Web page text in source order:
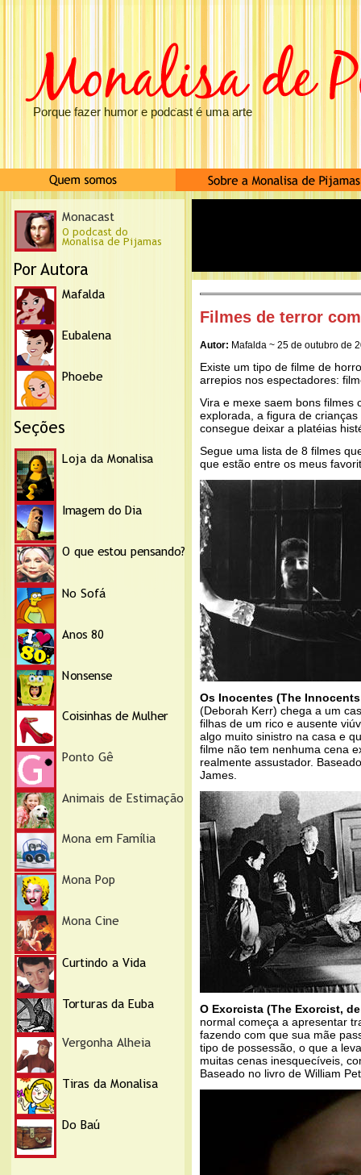
Porque fazer humor e podcast é uma arte
Filmes de terror
Autor: Mafalda ~ 25 de outubro de
Existe um tipo de filme de
arrepios nos espectadores:
Vira e mexe saem bons filmes
explorada, a figura de
consegue deixar a platéias
Segue uma lista de 8 filmes
que estão entre os meus
Os Inocentes (The
(Deborah Kerr) chega a um
filhas de um rico e ausente
algo muito sinistro na casa e
filme não tem nenhuma cena
realmente assustador.
James.
O Exorcista (The Exorcist,
normal começa a apresentar
fazendo com que sua mãe
tipo de possessão, o que a
muitas cenas inesquecíveis,
Baseado no livro de William